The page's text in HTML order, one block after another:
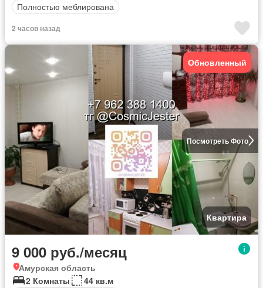
Полностью меблирована
2 часов назад
Посмотреть Фото
Обновленный
Квартира
9 000 руб./месяц
Амурская область
2 Комнаты
44 кв.м